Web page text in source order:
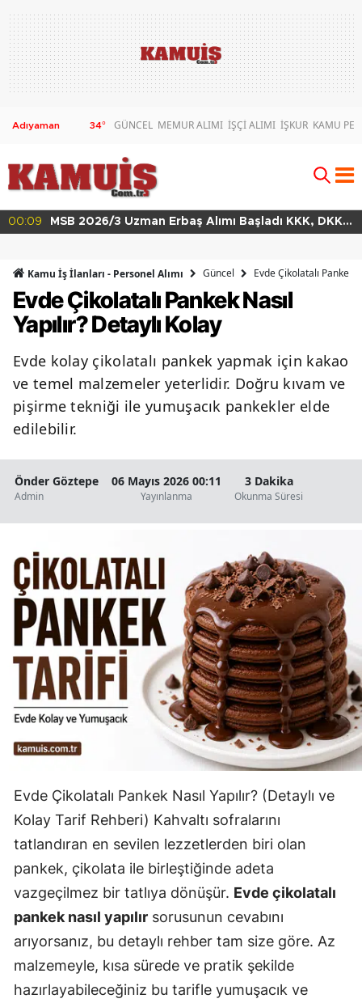
34° GÜNCEL MEMUR ALIMI İŞÇİ ALIMI İŞKUR KAMU
DKK 00:02
MSB 2026/4 Teknik Sınıf Uzman Erbaş
Kamu İş İlanları - Personel Alımı Güncel Evde Çikolatalı Pankek
Evde Çikolatalı Pankek Nasıl
Yapılır? Detaylı Kolay
Evde kolay çikolatalı pankek yapmak için kakao
ve temel malzemeler yeterlidir. Doğru kıvam ve
pişirme tekniği ile yumuşacık pankekler elde
edilebilir.
Önder Göztepe
Admin
06 Mayıs 2026 00:11
Yayınlanma
3 Dakika
Okunma Süresi
Evde Çikolatalı Pankek Nasıl Yapılır? (Detaylı ve
Kolay Tarif Rehberi) Kahvaltı sofralarını
tatlandıran en sevilen lezzetlerden biri olan
pankek, çikolata ile birleştiğinde adeta
vazgeçilmez bir tatlıya dönüşür. Evde çikolatalı
pankek nasıl yapılır sorusunun cevabını
arıyorsanız, bu detaylı rehber tam size göre. Az
malzemeyle, kısa sürede ve pratik şekilde
hazırlayabileceğiniz bu tarifle yumuşacık ve